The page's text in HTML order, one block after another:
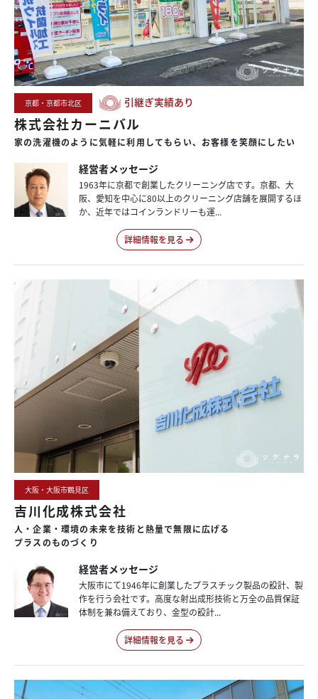
京都・京都市北区 引継ぎ実績あり
株式会社カーニバル
家の洗濯機のように気軽に利用してもらい、 お客様を笑顔にしたい
経営者メッセージ
1963年に京都で創業したクリーニング店です。京都、大
阪、愛知を中心に80以上のクリーニング店舗を展開するほ
か、近年ではコインランドリーも運...
詳細情報を見る
大阪・大阪市鶴見区
吉川化成株式会社
人・企業・環境の未来を技術と熱量で無限に広げる
プラスのものづくり
経営者メッセージ
大阪市にて1946年に創業したプラスチック製品の設計、製
作を行う会社です。高度な射出成形技術と万全の品質保証
体制を兼ね備えており、金型の設計...
詳細情報を見る